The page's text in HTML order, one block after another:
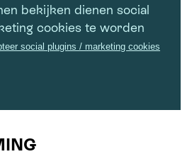
bekijken dienen social
cookies te worden
social plugins / marketing cookies